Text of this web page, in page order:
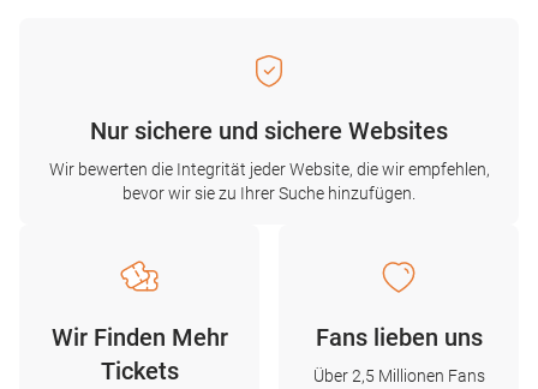
Nur sichere und sichere Websites
Wir bewerten die Integrität jeder Website, die wir empfehlen,
bevor wir sie zu Ihrer Suche hinzufügen.
Wir Finden Mehr
Tickets
Fans lieben uns
Über 2,5 Millionen Fans